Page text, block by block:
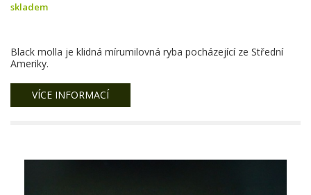
skladem
Black molla je klidná mírumilovná ryba pocházející ze Střední
Ameriky.
VÍCE INFORMACÍ